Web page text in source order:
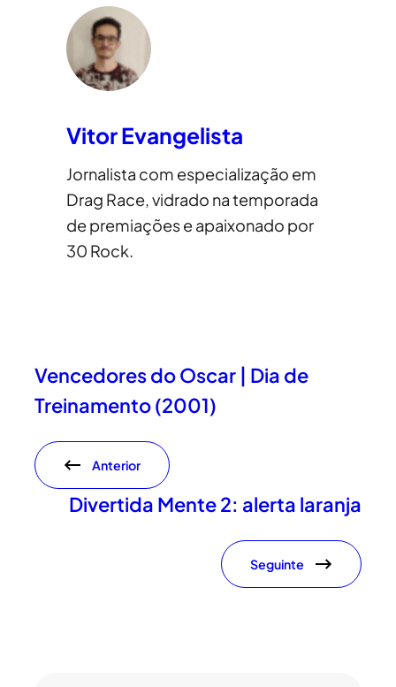
Vitor Evangelista
Jornalista com especialização em
Drag Race, vidrado na temporada
de premiações e apaixonado por
30 Rock.
Vencedores do Oscar | Dia de
Treinamento (2001)
Anterior
Divertida Mente 2: alerta laranja
Seguinte